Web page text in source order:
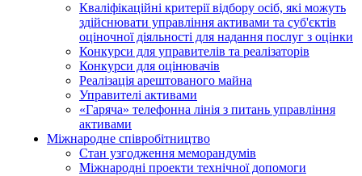
Кваліфікаційні критерії відбору осіб, які можуть
здiйснювати управління активами та суб'єктів
оціночної діяльності для надання послуг з оцінки
Конкурси для управителів та реалізаторів
Конкурси для оцінювачів
Реалізація арештованого майна
Управителі активами
«Гаряча» телефонна лінія з питань управління
активами
Міжнародне співробітництво
Стан узгодження меморандумів
Міжнародні проекти технічної допомоги